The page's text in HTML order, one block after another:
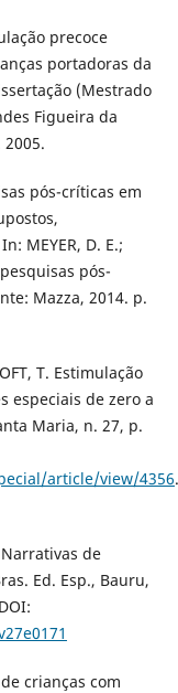
precoce
portadoras da
(Mestrado
Figueira da
2005.
pós-críticas em
MEYER, D. E.;
pós-
Mazza, 2014. p.
T. Estimulação
especiais de zero a
Maria, n. 27, p.
article/view/4356.
Narrativas de
Ed. Esp., Bauru,
crianças com